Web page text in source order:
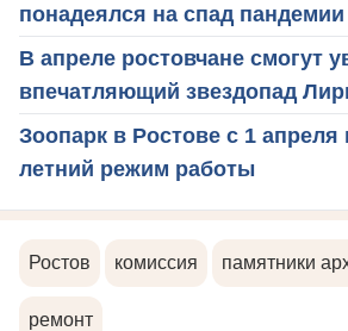
понадеялся на спад
В апреле ростовчане смогут
впечатляющий звездопад
Зоопарк в Ростове с 1 апреля
летний режим работы
Ростов комиссия памятники
ремонт